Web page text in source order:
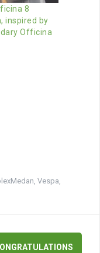
8
inspired by
Officina
Vespa